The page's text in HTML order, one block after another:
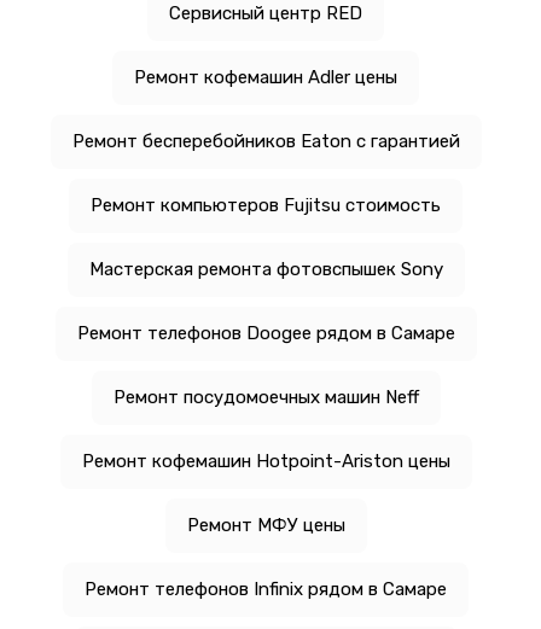
Сервисный центр RED
Ремонт кофемашин Adler цены
Ремонт бесперебойников Eaton с гарантией
Ремонт компьютеров Fujitsu стоимость
Мастерская ремонта фотовспышек Sony
Ремонт телефонов Doogee рядом в Самаре
Ремонт посудомоечных машин Neff
Ремонт кофемашин Hotpoint-Ariston цены
Ремонт МФУ цены
Ремонт телефонов Infinix рядом в Самаре